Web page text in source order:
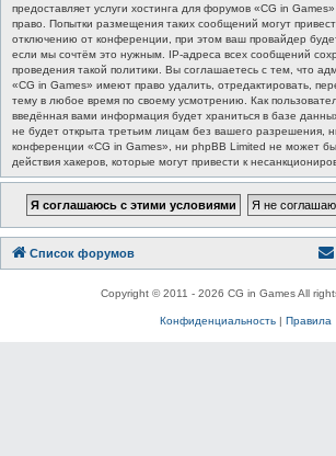
предоставляет услуги хостинга для форумов «CG in
право. Попытки размещения таких сообщений могут
отключению от конференции, при этом ваш провайдер
если мы сочтём это нужным. IP-адреса всех сообщений
проведения такой политики. Вы соглашаетесь с тем, что
«CG in Games» имеют право удалить, отредактировать,
тему в любое время по своему усмотрению. Как
введённая вами информация будет храниться в базе
не будет открыта третьим лицам без вашего разрешения,
конференции «CG in Games», ни phpBB Limited не может
действия хакеров, которые могут привести к
Список форумов
Copyright © 2011 - 2026 CG in Games All
Конфиденциальность| Правила